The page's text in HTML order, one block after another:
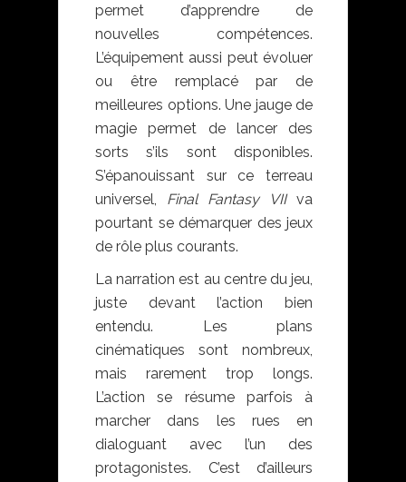
permet d’apprendre de
nouvelles compétences.
L’équipement aussi peut évoluer
ou être remplacé par de
meilleures options. Une jauge de
magie permet de lancer des
sorts s’ils sont disponibles.
S’épanouissant sur ce terreau
universel, Final Fantasy VIIva
pourtant se démarquer des jeux
de rôle plus courants.
La narration est au centre du jeu,
juste devant l’action bien
entendu. Les plans
cinématiques sont nombreux,
mais rarement trop longs.
L’action se résume parfois à
marcher dans les rues en
dialoguant avec l’un des
protagonistes. C’est d’ailleurs